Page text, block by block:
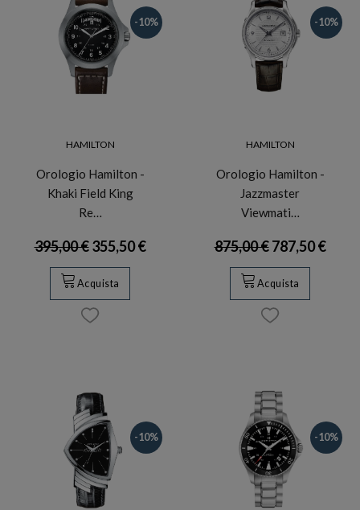
-10%
HAMILTON
Orologio Hamilton -
Khaki Field King
Re…
395,00 €355,50 €
Acquista
-10%
HAMILTON
Orologio Hamilton -
Jazzmaster
Viewmati…
875,00 €787,50 €
Acquista
-10% -10%